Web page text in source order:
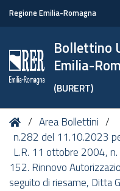
Regione Emilia-Romagna
Bollettino
Emilia-
(BURERT)
Tu
sei
qui:
HomeArea Bollettini
n.282 del 11.10.2023
L.R. 11 ottobre 2004,
152. Rinnovo
seguito di riesame, Ditta